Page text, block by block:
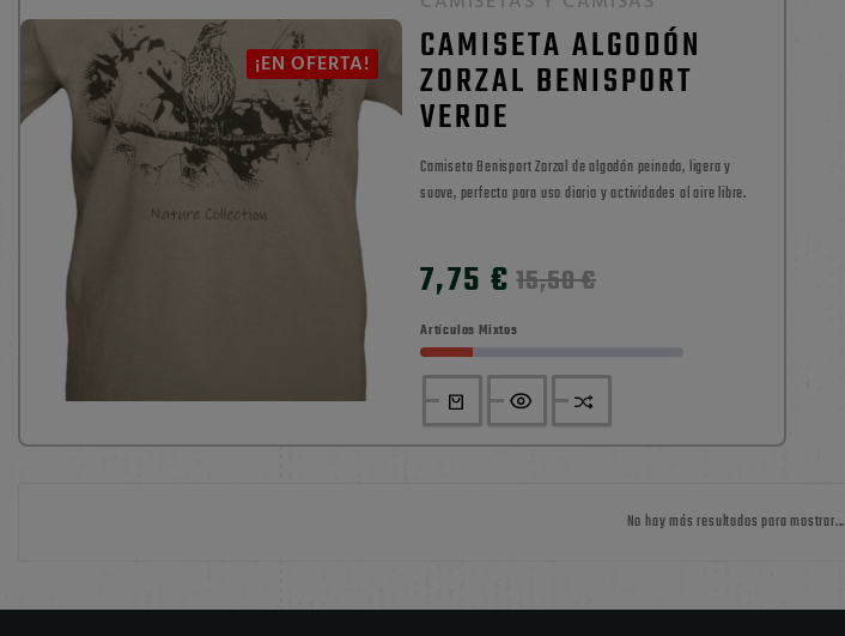
¡EN OFERTA! CAMISETA ALGODÓN
ZORZAL BENISPORT
VERDE
Camiseta Benisport Zorzal de algodón peinado, ligera y
suave, perfecta para uso diario y actividades al aire libre.
7,75 € 15,50 €
Artículos Mixtos
No hay más resultados para mostrar...